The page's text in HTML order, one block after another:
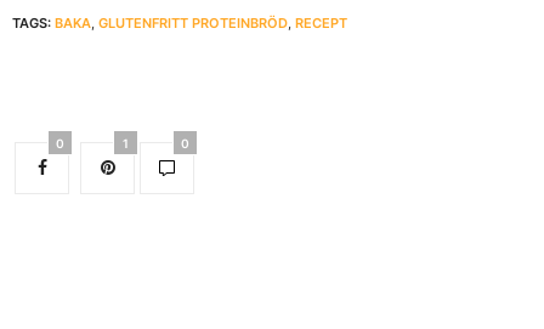
TAGS: BAKA, GLUTENFRITT PROTEINBRÖD, RECEPT
0 1 0